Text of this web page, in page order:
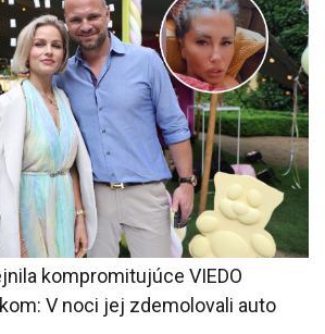
kompromitujúce VIEDO
V noci jej zdemolovali auto